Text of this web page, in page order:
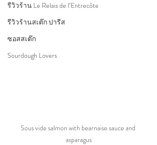
รีวิวร้าน Le Relais de l’Entrecôte
รีวิวร้านสเต๊ก ปารีส
ซอสสเต๊ก
Sourdough Lovers
Sous vide salmon with bearnaise sauce and
asparagus